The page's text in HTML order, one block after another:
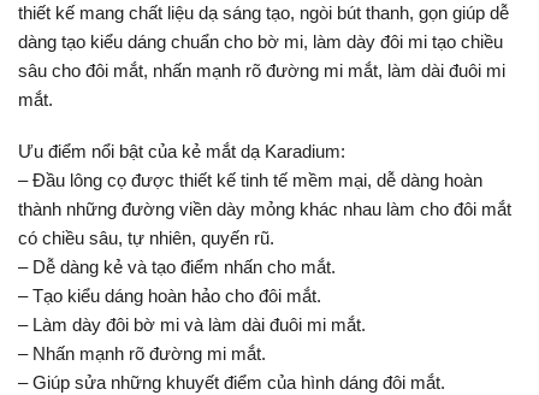
thiết kế mang chất liệu dạ sáng tạo, ngòi bút thanh, gọn giúp dễ
dàng tạo kiểu dáng chuẩn cho bờ mi, làm dày đôi mi tạo chiều
sâu cho đôi mắt, nhấn mạnh rõ đường mi mắt, làm dài đuôi mi
mắt.
Ưu điểm nổi bật của kẻ mắt dạ Karadium:
– Đầu lông cọ được thiết kế tinh tế mềm mại, dễ dàng hoàn
thành những đường viền dày mỏng khác nhau làm cho đôi mắt
có chiều sâu, tự nhiên, quyến rũ.
– Dễ dàng kẻ và tạo điểm nhấn cho mắt.
– Tạo kiểu dáng hoàn hảo cho đôi mắt.
– Làm dày đôi bờ mi và làm dài đuôi mi mắt.
– Nhấn mạnh rõ đường mi mắt.
– Giúp sửa những khuyết điểm của hình dáng đôi mắt.